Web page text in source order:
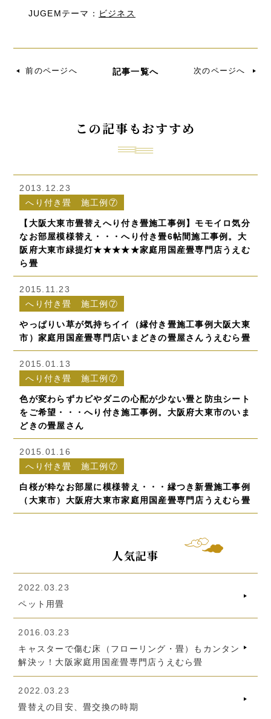
JUGEMテーマ： ビジネス
前のページへ 記事一覧へ 次のページへ
この記事もおすすめ
2013.12.23
へり付き畳 施工例⑦
【大阪大東市畳替えへり付き畳施工事例】モモイロ気分
なお部屋模様替え・・・へり付き畳6帖間施工事例。大
阪府大東市緑提灯★★★★★家庭用国産畳専門店うえむ
ら畳
2015.11.23
へり付き畳 施工例⑦
やっぱりい草が気持ちイイ（縁付き畳施工事例大阪大東
市）家庭用国産畳専門店いまどきの畳屋さんうえむら畳
2015.01.13
へり付き畳 施工例⑦
色が変わらずカビやダニの心配が少ない畳と防虫シート
をご希望・・・へり付き施工事例。大阪府大東市のいま
どきの畳屋さん
2015.01.16
へり付き畳 施工例⑦
白桜が粋なお部屋に模様替え・・・縁つき新畳施工事例
（大東市）大阪府大東市家庭用国産畳専門店うえむら畳
人気記事
2022.03.23
ペット用畳
2016.03.23
キャスターで傷む床（フローリング・畳）もカンタン
解決ッ！大阪家庭用国産畳専門店うえむら畳
2022.03.23
畳替えの目安、畳交換の時期